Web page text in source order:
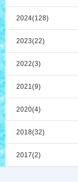
2024(128)
2023(22)
2022(3)
2021(9)
2020(4)
2018(32)
2017(2)